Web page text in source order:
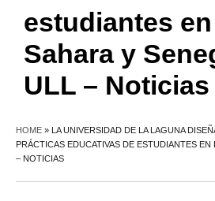
estudiantes
Sahara y
ULL – Noticias
HOME » LA UNIVERSIDAD DE LA LAGUNA
PRÁCTICAS EDUCATIVAS DE ESTUDIANTES EN
– NOTICIAS